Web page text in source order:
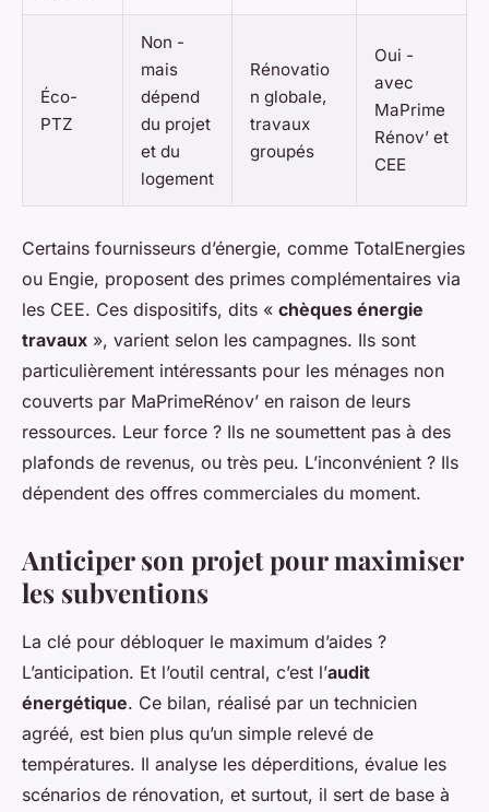
Éco-
PTZ
Non -
mais
dépend
du projet
et du
logement
Rénovatio
n globale,
travaux
groupés
Oui -
avec
MaPrime
Rénov’ et
CEE
Certains fournisseurs d’énergie, comme TotalEnergies
ou Engie, proposent des primes complémentaires via
les CEE. Ces dispositifs, dits « chèques énergie
travaux », varient selon les campagnes. Ils sont
particulièrement intéressants pour les ménages non
couverts par MaPrimeRénov’ en raison de leurs
ressources. Leur force ? Ils ne soumettent pas à des
plafonds de revenus, ou très peu. L’inconvénient ? Ils
dépendent des offres commerciales du moment.
Anticiper son projet pour maximiser
les subventions
La clé pour débloquer le maximum d’aides ?
L’anticipation. Et l’outil central, c’est l’audit
énergétique. Ce bilan, réalisé par un technicien
agréé, est bien plus qu’un simple relevé de
températures. Il analyse les déperditions, évalue les
scénarios de rénovation, et surtout, il sert de base à